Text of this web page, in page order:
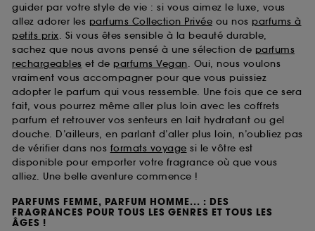
guider par votre style de vie : si vous aimez le luxe, vous
allez adorer les parfums Collection Privée ou nos parfums à
petits prix. Si vous êtes sensible à la beauté durable,
sachez que nous avons pensé à une sélection de parfums
rechargeables et de parfums Vegan. Oui, nous voulons
vraiment vous accompagner pour que vous puissiez
adopter le parfum qui vous ressemble. Une fois que ce sera
fait, vous pourrez même aller plus loin avec les coffrets
parfum et retrouver vos senteurs en lait hydratant ou gel
douche. D’ailleurs, en parlant d’aller plus loin, n’oubliez pas
de vérifier dans nos formats voyage si le vôtre est
disponible pour emporter votre fragrance où que vous
alliez. Une belle aventure commence !
PARFUMS FEMME, PARFUM HOMME... : DES
FRAGRANCES POUR TOUS LES GENRES ET TOUS LES
ÂGES !